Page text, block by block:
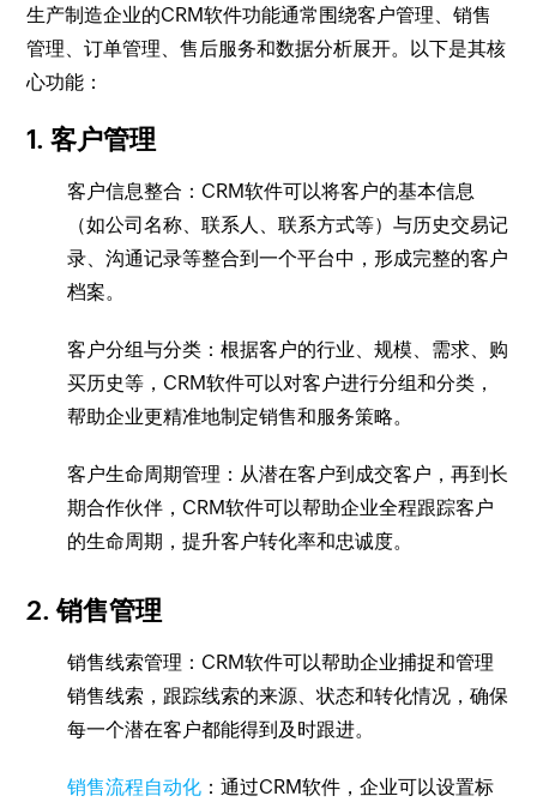
生产制造企业的CRM软件功能通常围绕客户管理、销售
管理、订单管理、售后服务和数据分析展开。以下是其核
心功能：
1. 客户管理
客户信息整合：CRM软件可以将客户的基本信息
（如公司名称、联系人、联系方式等）与历史交易记
录、沟通记录等整合到一个平台中，形成完整的客户
档案。
客户分组与分类：根据客户的行业、规模、需求、购
买历史等，CRM软件可以对客户进行分组和分类，
帮助企业更精准地制定销售和服务策略。
客户生命周期管理：从潜在客户到成交客户，再到长
期合作伙伴，CRM软件可以帮助企业全程跟踪客户
的生命周期，提升客户转化率和忠诚度。
2. 销售管理
销售线索管理：CRM软件可以帮助企业捕捉和管理
销售线索，跟踪线索的来源、状态和转化情况，确保
每一个潜在客户都能得到及时跟进。
销售流程自动化 ：通过CRM软件，企业可以设置标